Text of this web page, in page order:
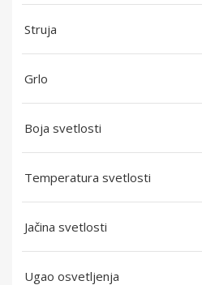
Struja
Grlo
Boja svetlosti
Temperatura svetlosti
Jačina svetlosti
Ugao osvetljenja